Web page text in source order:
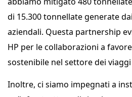
di 15.300 tonnellate generate
aziendali. Questa partnership
HP per le collaborazioni a
sostenibile nel settore dei
Inoltre, ci siamo impegnati a